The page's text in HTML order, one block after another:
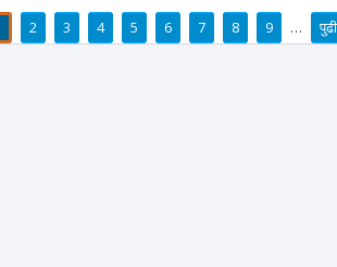
2 3 4 5 6 7 8 9 …